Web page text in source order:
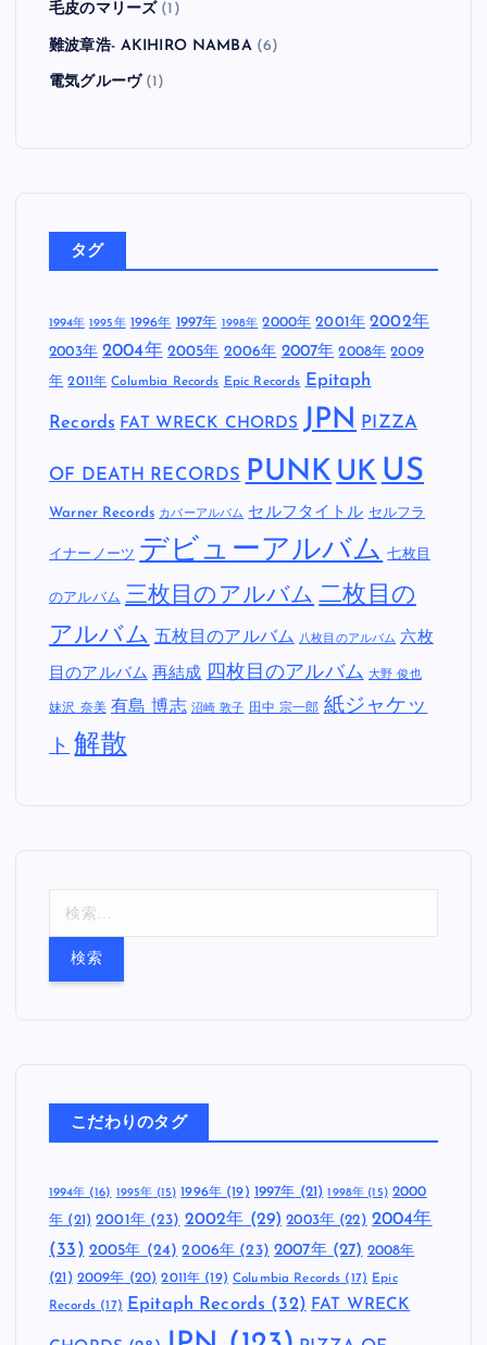
毛皮のマリーズ (1)
難波章浩- AKIHIRO NAMBA(6)
電気グルーヴ(1)
タグ
1994年 1995年 1996年 1997年 1998年 2000年 2001年 2002年
2003年 2004年 2005年 2006年 2007年 2008年 2009
年 2011年 Columbia Records Epic Records Epitaph
Records FAT WRECK CHORDS JPN PIZZA
OF DEATH RECORDS PUNK UK US
Warner Records カバーアルバム セルフタイトル セルフラ
イナーノーツ デビューアルバム 七枚目
のアルバム 三枚目のアルバム 二枚目の
アルバム 五枚目のアルバム 八枚目のアルバム 六枚
目のアルバム 再結成 四枚目のアルバム 大野 俊也
妹沢 奈美 有島 博志 沼崎 敦子 田中 宗一郎 紙ジャケッ
ト 解散
こだわりのタグ
1994年(16) 1995年 (15) 1996年(19) 1997年 (21) 1998年 (15) 2000
年 (21) 2001年(23) 2002年 (29) 2003年 (22) 2004年
(33) 2005年 (24) 2006年 (23) 2007年(27) 2008年
(21) 2009年 (20) 2011年 (19) Columbia Records (17) Epic
Records (17) Epitaph Records (32) FAT WRECK